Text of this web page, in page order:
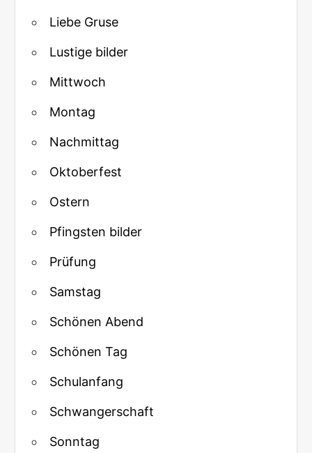
Liebe Gruse
Lustige bilder
Mittwoch
Montag
Nachmittag
Oktoberfest
Ostern
Pfingsten bilder
Prüfung
Samstag
Schönen Abend
Schönen Tag
Schulanfang
Schwangerschaft
Sonntag